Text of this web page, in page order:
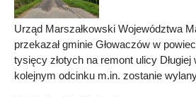
Urząd Marszałkowski Województwa
przekazał gminie Głowaczów w
tysięcy złotych na remont ulicy
kolejnym odcinku m.in. zostanie